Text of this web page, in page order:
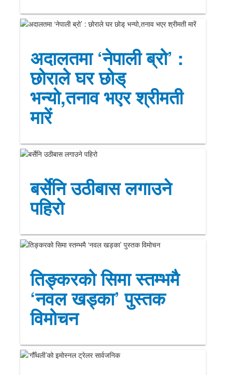
अदालतमा ‘नेपाली ब्रो’ :
छोराले घर छोड्
भन्यो,तनाव भएर श्रीमती
मारें
बर्सेनि उठीबास लगाउने
पहिरो
तिङ्करको सिमा स्तम्भमै
‘नवल खड्का’ पुस्तक
विमोचन